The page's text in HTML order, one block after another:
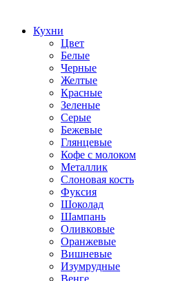
Кухни
Цвет
Белые
Черные
Желтые
Красные
Зеленые
Серые
Бежевые
Глянцевые
Кофе с молоком
Металлик
Слоновая кость
Фуксия
Шоколад
Шампань
Оливковые
Оранжевые
Вишневые
Изумрудные
Венге